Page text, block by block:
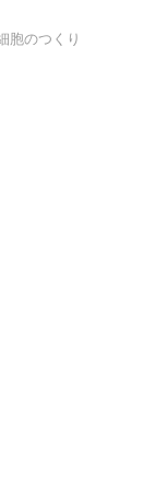
胞のつくり